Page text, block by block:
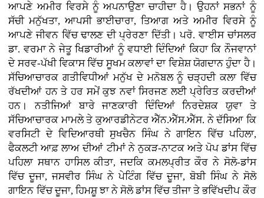
ਆਪਣੇ ਅਮੀਰ ਵਿਰਸੇ ਨੂੰ ਅਪਨਾਉਣਾ ਚਾਹੀਦਾ ਹੈ। ਉਹਨਾਂ ਸਭਨਾਂ ਨੂੰ
ਸੱਚੀ ਮਨੁੱਖਤਾ, ਆਪਸੀ ਭਾਈਚਾਰਾ, ਤਿਆਗ ਅਤੇ ਅਮੀਰ ਵਿਰਸੇ ਨੂੰ
ਆਪਣੇ ਜੀਵਨ ਵਿੱਚ ਢਾਲਣ ਦੀ ਪ੍ਰੇਰਣਾ ਦਿੱਤੀ। ਪਰੋ. ਵਾਈਸ ਚਾਂਸਲਰ
ਡਾ. ਵਰਮਾ ਨੇ ਜੇਤੂ ਖਿਡਾਰੀਆਂ ਨੂੰ ਵਧਾਈ ਦਿੰਦਿਆਂ ਕਿਹਾ ਕਿ ਨੌਜਵਾਨਾਂ
ਦੇ ਸਰਵ-ਪੱਖੀ ਵਿਕਾਸ ਵਿੱਚ ਸੂਖਮ ਕਲਾਵਾਂ ਦਾ ਵਿਸ਼ੇਸ਼ ਯੋਗਦਾਨ ਹੁੰਦਾ ਹੈ।
ਸੱਚਿਆਚਾਰਕ ਗਤੀਵਿਧੀਆਂ ਮਨੁੱਖ ਦੇ ਮਨੋਬਲ ਨੂੰ ਚੜ੍ਹਦੀ ਕਲਾ ਵਿੱਚ
ਰੱਖਦੀਆਂ ਹਨ ਤੇ ਹਰ ਸਮੇਂ ਕੁਝ ਨਵਾਂ ਸਿਰਜਣ ਲਈ ਪ੍ਰੇਰਿਤ ਕਰਦੀਆਂ
ਹਨ। ਨਤੀਜਿਆਂ ਬਾਰੇ ਜਾਣਕਾਰੀ ਦਿੰਦਿਆਂ ਨਿਰਦੇਸ਼ਕ ਯੁਵਾ ਤੇ
ਸੱਚਿਆਚਾਰਕ ਮਾਮਲੇ ਤੇ ਕੁਆਰਡੀਨੇਟਰ ਐੱਨ.ਐੱਸ.ਐੱਸ. ਨੇ ਦੱਸਿਆ ਕਿ
ਵਰਸਿਟੀ ਦੇ ਵਿਦਿਆਰਥੀ ਸੁਖਚੈਨ ਸਿੰਘ ਨੇ ਗਾਇਨ ਵਿੱਚ ਪਹਿਲਾ,
ਫੈਕਲਟੀ ਆਫ਼ ਲਾਅ ਦੀਆਂ ਟੀਮਾਂ ਨੇ ਨੁਕੜ-ਨਾਟਕ ਅਤੇ ਪੋਪ ਡਾਂਸ ਵਿੱਚ
ਪਹਿਲਾ ਸਥਾਨ ਹਾਸਿਲ ਕੀਤਾ, ਜਦਕਿ ਕਮਲਪ੍ਰੀਤ ਕੌਰ ਨੇ ਸੋਲੋ-ਡਾਂਸ
ਵਿੱਚ ਦੂਜਾ, ਜਸਵੀਰ ਸਿੰਘ ਨੇ ਪੇਟਿੰਗ ਵਿੱਚ ਦੂਜਾ, ਬੋਬੀ ਸਿੰਘ ਨੇ ਸੋਲੋ
ਗਾਇਨ ਵਿੱਚ ਦੂਜਾ, ਹਿਮਸ਼ੂ ਝਾ ਨੇ ਸੋਲੋ ਡਾਂਸ ਵਿੱਚ ਤੀਜਾ ਤੇ ਭਵਿੱਖਦੀਪ ਕੌਰ